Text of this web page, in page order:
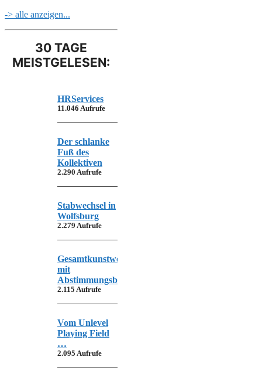
-> alle anzeigen...
30 TAGE
MEISTGELESEN:
HRServices
11.046 Aufrufe
Der schlanke
Fuß des
Kollektiven
2.290 Aufrufe
Stabwechsel in
Wolfsburg
2.279 Aufrufe
Gesamtkunstwerk
mit
Abstimmungsbedarf
2.115 Aufrufe
Vom Unlevel
Playing Field
…
2.095 Aufrufe